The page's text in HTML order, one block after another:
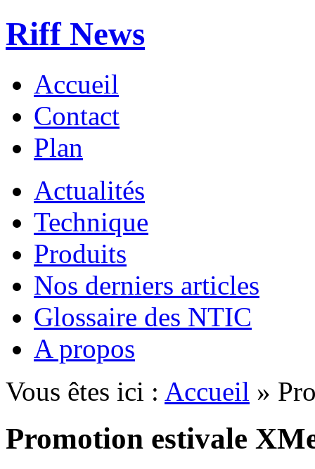
Riff News
Accueil
Contact
Plan
Actualités
Technique
Produits
Nos derniers articles
Glossaire des NTIC
A propos
Vous êtes ici : Accueil »
Promotion estivale